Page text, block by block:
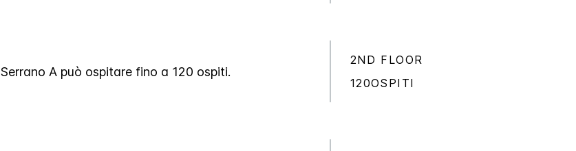
Serrano A può ospitare fino a 120 ospiti.
2ND FLOOR
120OSPITI